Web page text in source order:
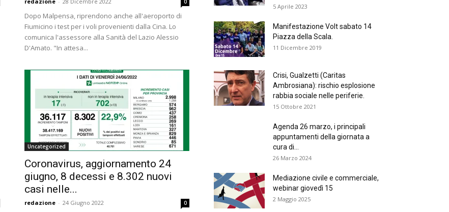
0
Dopo Malpensa, riprendono anche all'aeroporto di
Fiumicino i test per i voli provenienti dalla Cina. Lo
comunica l'assessore alla Sanità del Lazio Alessio
D'Amato. "In attesa...
Uncategorized
Coronavirus, aggiornamento 24
giugno, 8 decessi e 8.302 nuovi
casi nelle...
redazione - 24 Giugno 2022 0
5 Aprile 2023
Manifestazione Volt sabato 14
Piazza della Scala.
11 Dicembre 2019
Crisi, Gualzetti (Caritas
Ambrosiana): rischio esplosione
rabbia sociale nelle periferie.
15 Ottobre 2021
Agenda 26 marzo, i principali
appuntamenti della giornata a
cura di...
26 Marzo 2024
Mediazione civile e commerciale,
webinar giovedì 15
2 Maggio 2025